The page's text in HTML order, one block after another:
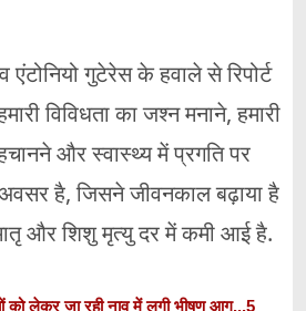
एंटोनियो गुटेरेस के हवाले से रिपोर्ट
विविधता का जश्न मनाने, हमारी
और स्वास्थ्य में प्रगति पर
है, जिसने जीवनकाल बढ़ाया है
और शिशु मृत्यु दर में कमी आई है.
को लेकर जा रही नाव में लगी भीषण आग...5